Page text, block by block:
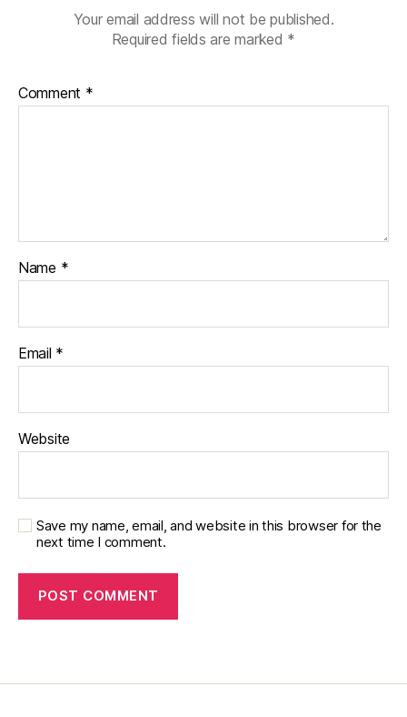
Your email address will not be published.
Required fields are marked *
Comment *
Name *
Email *
Website
Save my name, email, and website in this browser for the
next time I comment.